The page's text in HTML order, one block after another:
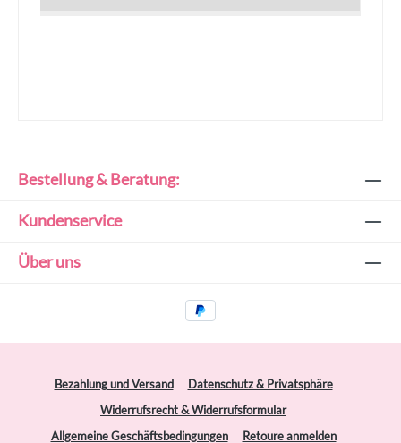
Bestellung & Beratung:
Kundenservice
Über uns
Bezahlung und Versand
Datenschutz & Privatsphäre
Widerrufsrecht & Widerrufsformular
Allgemeine Geschäftsbedingungen
Retoure anmelden